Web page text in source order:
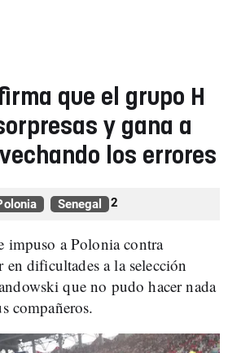
que el grupo H
y gana a
los errores
1 Senegal 2
impuso a Polonia contra
dificultades a la selección
que no pudo hacer nada
compañeros.